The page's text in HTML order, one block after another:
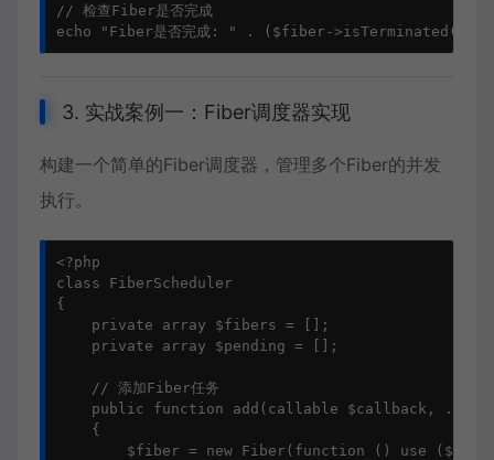
// 检查Fiber是否完成
3. 实战案例一：Fiber调度器实现
构建一个简单的Fiber调度器，管理多个Fiber的并发
执行。
<?php
class FiberScheduler
{
    private array $fibers = [];
    private array $pending = [];
    // 添加Fiber任务
public function add(callable $callback,
    {
$fiber = new Fiber(function () use